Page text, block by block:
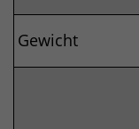
Gewicht